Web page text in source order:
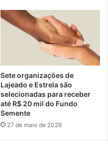
Sete organizações de
Lajeado e Estrela são
selecionadas para receber
até R$ 20 mil do Fundo
Semente
27 de maio de 2026